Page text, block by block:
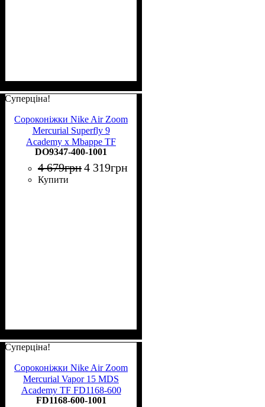
Суперціна!
Сороконіжки Nike Air Zoom
Mercurial Superfly 9
Academy x Mbappe TF
DO9347-400
DO9347-400-1001
4 679грн4 319грн
Купити
Суперціна!
Сороконіжки Nike Air Zoom
Mercurial Vapor 15 MDS
Academy TF FD1168-600
FD1168-600-1001